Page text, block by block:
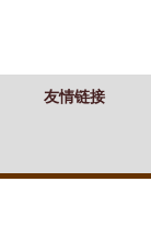
友情链接